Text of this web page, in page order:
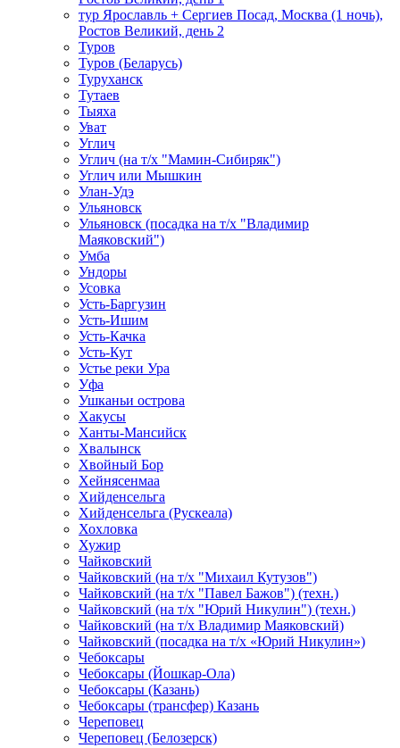
тур Ярославль + Сергиев Посад, Москва (1 ночь),
Ростов Великий, день 2
Туров
Туров (Беларусь)
Туруханск
Тутаев
Тыяха
Уват
Углич
Углич (на т/х "Мамин-Сибиряк")
Углич или Мышкин
Улан-Удэ
Ульяновск
Ульяновск (посадка на т/х "Владимир
Маяковский")
Умба
Ундоры
Усовка
Усть-Баргузин
Усть-Ишим
Усть-Качка
Усть-Кут
Устье реки Ура
Уфа
Ушканьи острова
Хакусы
Ханты-Мансийск
Хвалынск
Хвойный Бор
Хейнясенмаа
Хийденсельга
Хийденсельга (Рускеала)
Хохловка
Хужир
Чайковский
Чайковский (на т/х "Михаил Кутузов")
Чайковский (на т/х "Павел Бажов") (техн.)
Чайковский (на т/х "Юрий Никулин") (техн.)
Чайковский (на т/х Владимир Маяковский)
Чайковский (посадка на т/х «Юрий Никулин»)
Чебоксары
Чебоксары (Йошкар-Ола)
Чебоксары (Казань)
Чебоксары (трансфер) Казань
Череповец
Череповец (Белозерск)